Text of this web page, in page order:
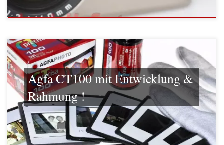
Agfa CT100 mit Entwicklung &
Rahmung !